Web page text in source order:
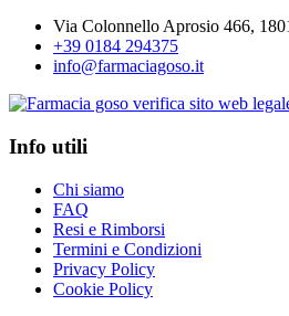
Via Colonnello Aprosio 466,
+39 0184 294375
info@farmaciagoso.it
Info utili
Chi siamo
FAQ
Resi e Rimborsi
Termini e Condizioni
Privacy Policy
Cookie Policy